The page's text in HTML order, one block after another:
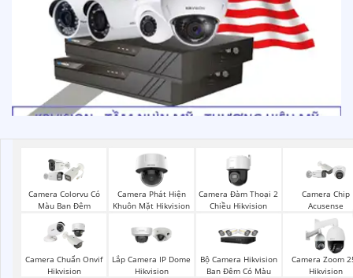
Camera Colorvu Có
Màu Ban Đêm
Camera Phát Hiện
Khuôn Mặt Hikvision
Camera Đàm Thoại 2
Chiều Hikvision
Camera Chip
Acusense
Camera Chuẩn Onvif
Hikvision
Lắp Camera IP Dome
Hikvision
Bộ Camera Hikvision
Ban Đêm Có Màu
Camera Zoom
Hikvision